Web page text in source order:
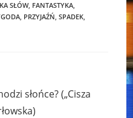
SŁÓW, FANTASTYKA
PRZYJAŹŃ SPADEK
słońce? („Cisza